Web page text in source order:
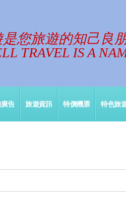
是您旅遊的知己良
TRAVEL IS A
告 旅遊資訊 特價機票 特色旅